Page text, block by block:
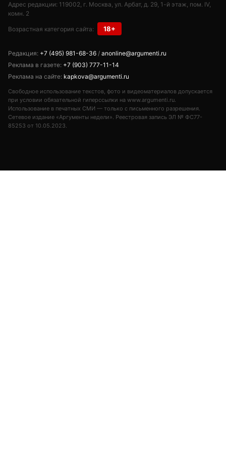
Адрес редакции: 119002, г. Москва, ул. Арбат, д. 29, 1-й этаж, пом. IV,
комн. 2
Возрастная категория сайта: 18+
Редакция: +7 (495) 981-68-36 / anonline@argumenti.ru
Реклама в газете: +7 (903) 777-11-14
Реклама на сайте: kapkova@argumenti.ru
Свободное использование текстов, фото и видеоматериалов допускается
при условии обязательной гиперссылки на www.argumenti.ru.
Использование в печатных СМИ — только с письменного разрешения.
Сетевое издание «Аргументы недели». Реестровая запись ЭЛ № ФС77-
85253 от 10.05.2023.